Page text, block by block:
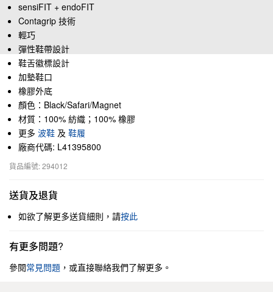
sensiFIT + endoFIT
Contagrip 技術
輕巧
彈性鞋帶設計
鞋舌徽標設計
加墊鞋口
橡膠外底
顏色：Black/Safari/Magnet
材質：100% 紡織；100% 橡膠
更多 波鞋 及 鞋履
廠商代碼: L41395800
貨品編號: 294012
送貨及退貨
如欲了解更多送貨細則，請按此
有更多問題?
參閱常見問題 ，或直接聯絡我們了解更多。